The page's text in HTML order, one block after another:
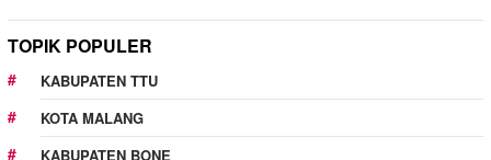
TOPIK POPULER
KABUPATEN TTU
KOTA MALANG
KABUPATEN BONE